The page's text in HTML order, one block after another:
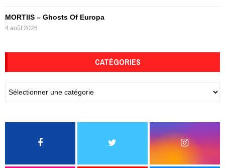
MORTIIS – Ghosts Of Europa
4 août 2026
CATÉGORIES